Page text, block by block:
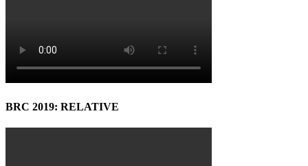
BRC 2019: RELATIVE